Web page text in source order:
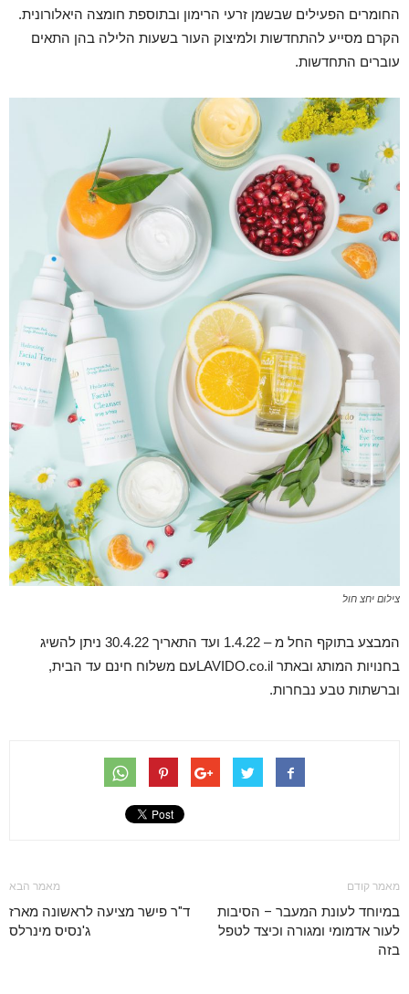
החומרים הפעילים שבשמן זרעי הרימון ובתוספת חומצה היאלורונית.
הקרם מסייע להתחדשות ולמיצוק העור בשעות הלילה בהן התאים
עוברים התחדשות.
צילום יחצ חול
המבצע בתוקף החל מ – 1.4.22 ועד התאריך 30.4.22 ניתן להשיג
בחנויות המותג ובאתר LAVIDO.co.ilעם משלוח חינם עד הבית,
וברשתות טבע נבחרות.
מאמר קודם
במיוחד לעונת המעבר – הסיבות
לעור אדמומי ומגורה וכיצד לטפל
בזה
מאמר הבא
ד"ר פישר מציעה לראשונה מארז
ג'נסיס מינרלס